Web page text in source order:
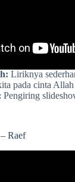
Liriknya
pada cinta Allah
Pengiring
Raef